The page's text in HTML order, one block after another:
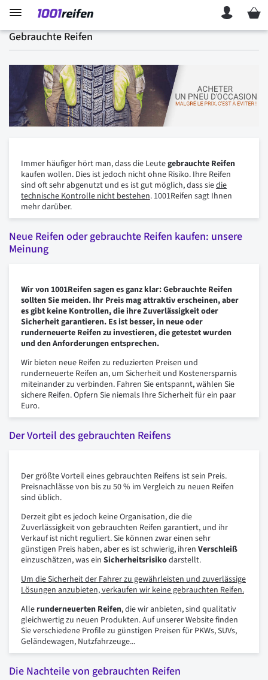
Mein
Gebrauchte Reifen
Immer häufiger hört man, dass die Leutegebrauchte Reifen
kaufen wollen. Dies ist jedoch nicht ohne Risiko. Ihre Reifen
sind oft sehr abgenutzt und es ist gut möglich, dass siedie
technische Kontrolle nicht bestehen. 1001Reifen sagt Ihnen
mehr darüber.
Neue Reifen oder gebrauchte Reifen kaufen: unsere
Meinung
Wir von 1001Reifen sagen es ganz klar: Gebrauchte Reifen
sollten Sie meiden. Ihr Preis mag attraktiv erscheinen, aber
es gibt keine Kontrollen, die ihre Zuverlässigkeit oder
Sicherheit garantieren. Es ist besser, in neue oder
runderneuerte Reifen zu investieren, die getestet wurden
und den Anforderungen entsprechen.
Wir bieten neue Reifen zu reduzierten Preisen und
runderneuerte Reifen an, um Sicherheit und Kostenersparnis
miteinander zu verbinden. Fahren Sie entspannt, wählen Sie
sichere Reifen. Opfern Sie niemals Ihre Sicherheit für ein paar
Euro.
Der Vorteil des gebrauchten Reifens
Der größte Vorteil eines gebrauchten Reifens ist sein Preis.
Preisnachlässe von bis zu 50 % im Vergleich zu neuen Reifen
sind üblich.
Derzeit gibt es jedoch keine Organisation, die die
Zuverlässigkeit von gebrauchten Reifen garantiert, und ihr
Verkauf ist nicht reguliert. Sie können zwar einen sehr
günstigen Preis haben, aber es ist schwierig, ihren Verschleiß
einzuschätzen, was ein Sicherheitsrisikodarstellt.
Um die Sicherheit der Fahrer zu gewährleisten und zuverlässige
Lösungen anzubieten, verkaufen wir keine gebrauchten Reifen.
Alle runderneuerten Reifen, die wir anbieten, sind qualitativ
gleichwertig zu neuen Produkten. Auf unserer Website finden
Sie verschiedene Profile zu günstigen Preisen für PKWs, SUVs,
Geländewagen, Nutzfahrzeuge...
Die Nachteile von gebrauchten Reifen